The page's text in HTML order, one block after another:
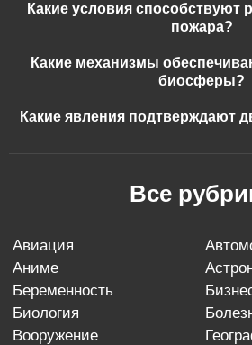
Какие условия способствуют
пожара?
Какие механизмы
биосферы?
Какие явления подтверждают
Все
авиация
аниме
беременность
биология
вооружение